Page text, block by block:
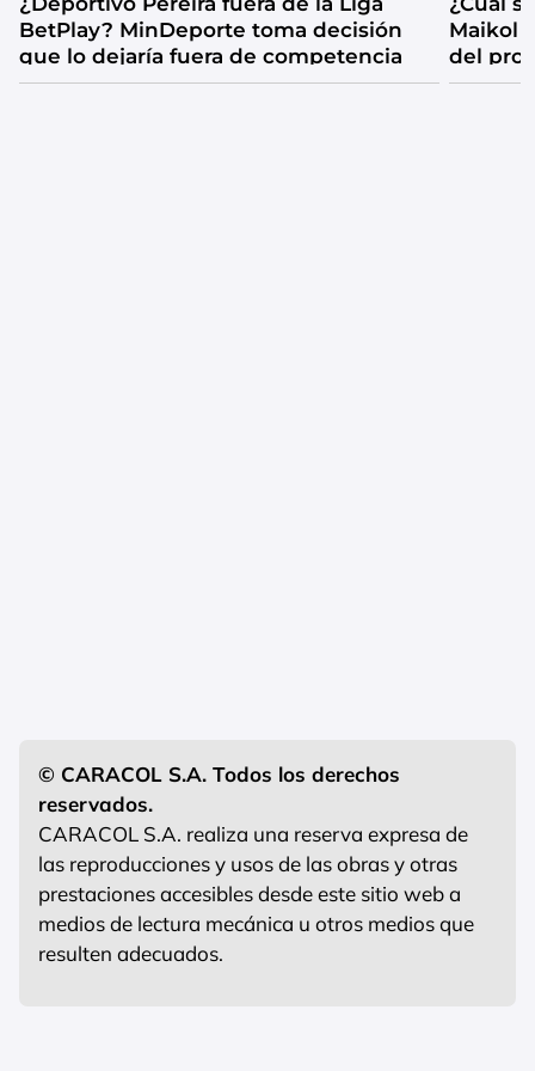
BetPlay? MinDeporte toma decisión
que lo dejaría fuera de competencia
Maikol
del
© CARACOL S.A. Todos los derechos
reservados.
CARACOL S.A. realiza una reserva expresa de
las reproducciones y usos de las obras y otras
prestaciones accesibles desde este sitio web a
medios de lectura mecánica u otros medios que
resulten adecuados.